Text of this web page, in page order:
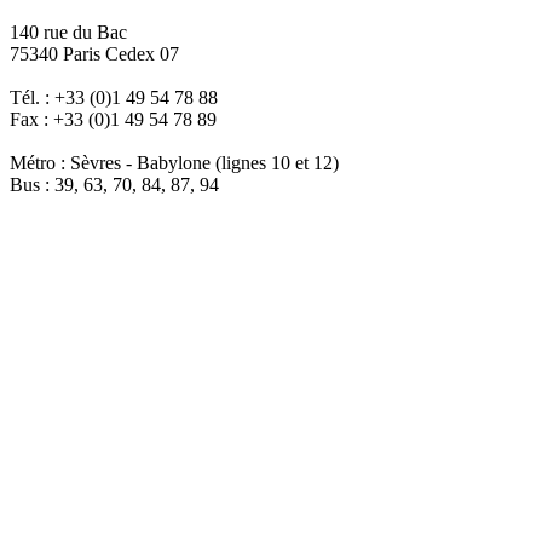
140 rue du Bac
75340 Paris Cedex 07
Tél. : +33 (0)1 49 54 78 88
Fax : +33 (0)1 49 54 78 89
Métro : Sèvres - Babylone (lignes 10 et 12)
Bus : 39, 63, 70, 84, 87, 94